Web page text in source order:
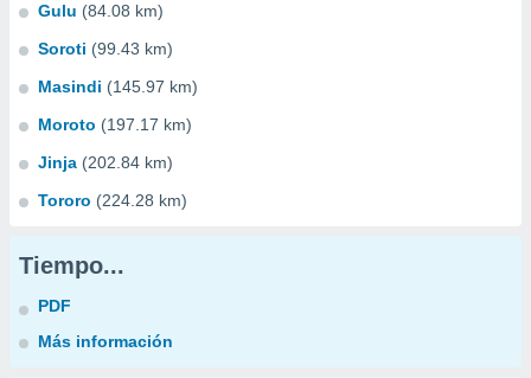
Gulu (84.08 km)
Soroti (99.43 km)
Masindi (145.97 km)
Moroto (197.17 km)
Jinja (202.84 km)
Tororo (224.28 km)
Tiempo...
PDF
Más información